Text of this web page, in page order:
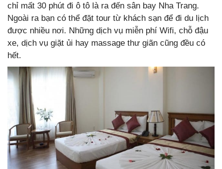
chỉ mất 30 phút đi ô tô là ra đến sân bay Nha Trang.
Ngoài ra bạn có thể đặt tour từ khách sạn để đi du lịch
được nhiều nơi. Những dịch vụ miễn phí Wifi, chỗ đậu
xe, dịch vụ giặt ủi hay massage thư giãn cũng đều có
hết.